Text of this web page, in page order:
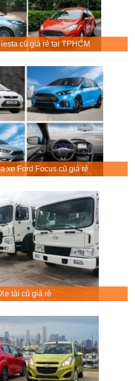
cũ giá rẻ tại TPHCM
xe Ford Focus cũ giá rẻ
Xe tải cũ giá rẻ